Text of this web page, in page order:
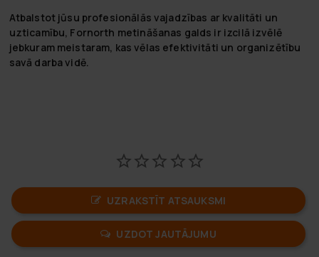
Atbalstot jūsu profesionālās vajadzības ar kvalitāti un
uzticamību, Fornorth metināšanas galds ir izcilā izvēlē
jebkuram meistaram, kas vēlas efektivitāti un organizētību
savā darba vidē.
UZRAKSTĪT ATSAUKSMI
UZDOT JAUTĀJUMU